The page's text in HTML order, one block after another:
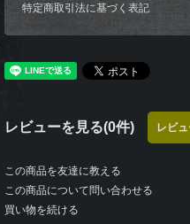
特定商取引法に基づく表記
レビューを見る(0件) レビ
この商品を友達に教える
この商品について問い合わせる
買い物を続ける